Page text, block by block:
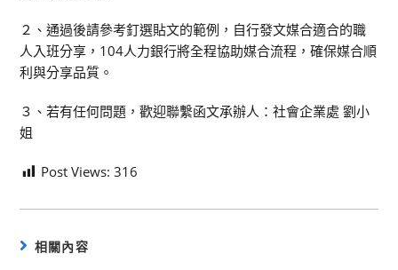
２、通過後請參考釘選貼文的範例，自行發文媒合適合的職
人入班分享，104人力銀行將全程協助媒合流程，確保媒合順
利與分享品質。
３、若有任何問題，歡迎聯繫函文承辦人：社會企業處 劉小
姐
Post Views: 316
相關內容